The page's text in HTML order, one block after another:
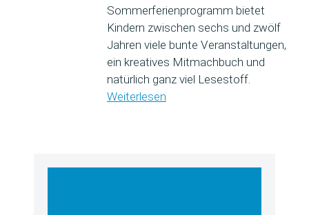
Sommerferienprogramm bietet
Kindern zwischen sechs und zwölf
Jahren viele bunte Veranstaltungen,
ein kreatives Mitmachbuch und
natürlich ganz viel Lesestoff.
Weiterlesen